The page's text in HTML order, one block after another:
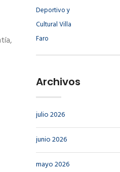
Archivos
julio 2026
junio 2026
mayo 2026